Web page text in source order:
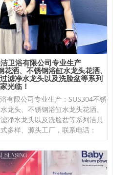
卫浴有限公司专业生产
洒、不锈钢浴缸水龙头花洒、
滤净水龙头以及洗脸盆等系列
光临！
有限公司专业生产：SUS304不锈
龙头、不锈钢浴缸水龙头花洒、
净水龙头以及洗脸盆等系列洁具
多样、源头工厂，联系电话：